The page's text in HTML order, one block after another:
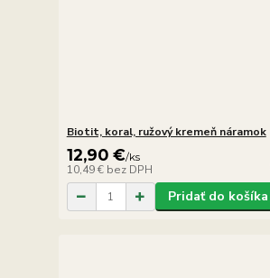
Biotit, koral, ružový kremeň náramok
12,90 €/ks
10,49 € bez DPH
Pridať do košíka